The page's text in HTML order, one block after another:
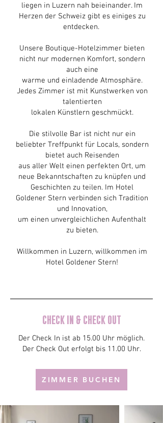
liegen in Luzern nah beieinander. Im
Herzen der Schweiz gibt es einiges zu
entdecken.
Unsere Boutique-Hotelzimmer bieten
nicht nur modernen Komfort, sondern
auch eine
warme und einladende Atmosphäre.
Jedes Zimmer ist mit Kunstwerken von
talentierten
lokalen Künstlern geschmückt.
Die stilvolle Bar ist nicht nur ein
beliebter Treffpunkt für Locals, sondern
bietet auch Reisenden
aus aller Welt einen perfekten Ort, um
neue Bekanntschaften zu knüpfen und
Geschichten zu teilen. Im Hotel
Goldener Stern verbinden sich Tradition
und Innovation,
um einen unvergleichlichen Aufenthalt
zu bieten.
Willkommen in Luzern, willkommen im
Hotel Goldener Stern!
CHECK IN & CHECK OUT
Der Check In ist ab 15.00 Uhr möglich.
Der Check Out erfolgt bis 11.00 Uhr.
ZIMMER BUCHEN